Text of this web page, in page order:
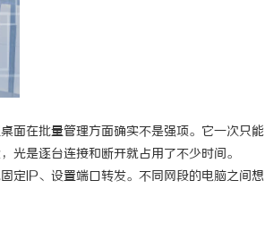
面在批量管理方面确实不是强项。它一次只能
光是逐台连接和断开就占用了不少时间。
定IP、设置端口转发。不同网段的电脑之间想
武汉配眼镜 上海配眼镜